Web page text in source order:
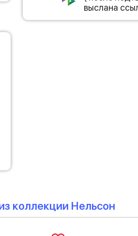
выслана
коллекции Нельсон